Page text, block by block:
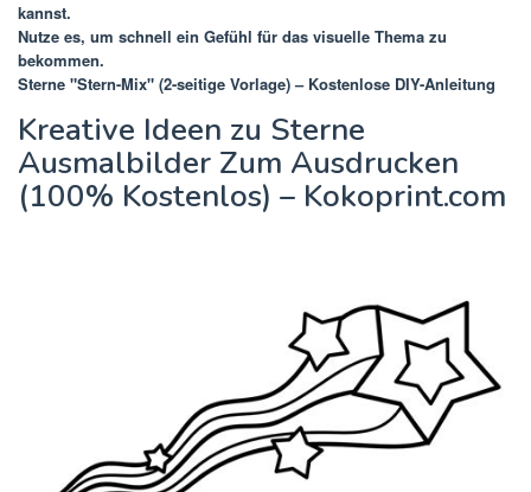
kannst.
Nutze es, um schnell ein Gefühl für das visuelle Thema zu
bekommen.
Sterne "Stern-Mix" (2-seitige Vorlage) – Kostenlose DIY-Anleitung
Kreative Ideen zu Sterne
Ausmalbilder Zum Ausdrucken
(100% Kostenlos) – Kokoprint.com